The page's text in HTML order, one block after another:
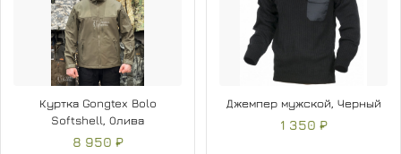
Куртка Gongtex Bolo
Softshell, Олива
8 950 ₽
Джемпер мужской, Черный
1 350 ₽